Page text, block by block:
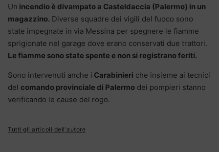
Un incendio è divampato a Casteldaccia (Palermo) in un
magazzino. Diverse squadre dei vigili del fuoco sono
state impegnate in via Messina per spegnere le fiamme
sprigionate nel garage dove erano conservati due trattori.
Le fiamme sono state spente e non si registrano feriti.
Sono intervenuti anche i Carabinieri che insieme ai tecnici
del comando provinciale di Palermo dei pompieri stanno
verificando le cause del rogo.
Tutti gli articoli dell'autore